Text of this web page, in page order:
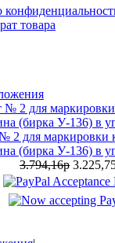
товара
2 для маркировки
(бирка У-136) в
3.794,16р